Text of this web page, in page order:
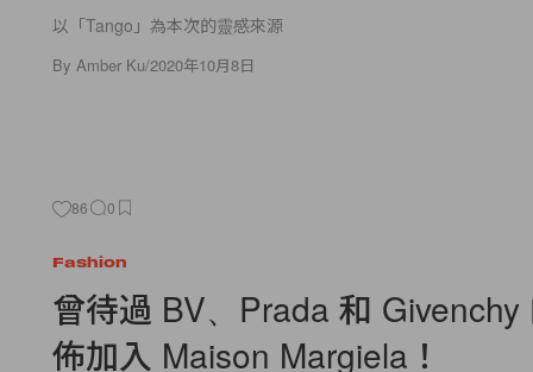
以「Tango」為本次的靈感來源
By Amber Ku/2020年10月8日
86 0
Fashion
曾待過 BV、Prada 和 Givenchy
佈加入 Maison Margiela！